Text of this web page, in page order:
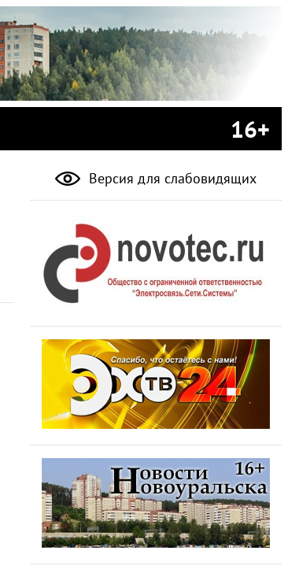
16+
Версия для слабовидящих